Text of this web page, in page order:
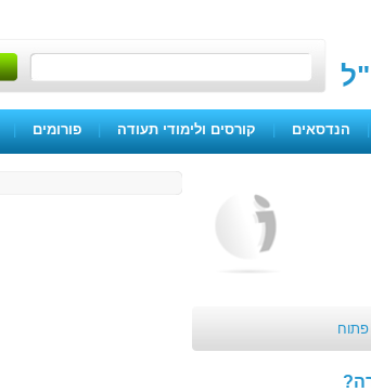
| הנדסאים | קורסים ולימודי תעודה | פורומים |
פתוח